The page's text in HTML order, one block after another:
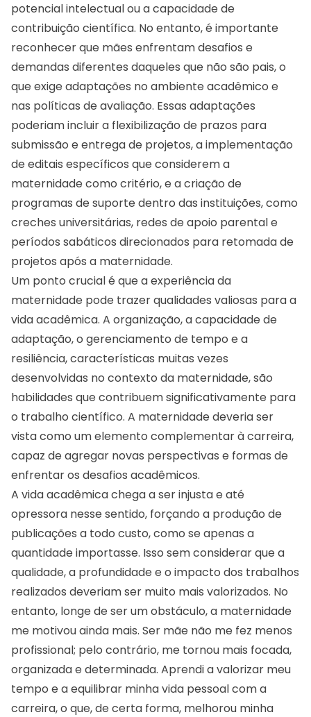
potencial intelectual ou a capacidade de
contribuição científica. No entanto, é importante
reconhecer que mães enfrentam desafios e
demandas diferentes daqueles que não são pais, o
que exige adaptações no ambiente acadêmico e
nas políticas de avaliação. Essas adaptações
poderiam incluir a flexibilização de prazos para
submissão e entrega de projetos, a implementação
de editais específicos que considerem a
maternidade como critério, e a criação de
programas de suporte dentro das instituições, como
creches universitárias, redes de apoio parental e
períodos sabáticos direcionados para retomada de
projetos após a maternidade.
Um ponto crucial é que a experiência da
maternidade pode trazer qualidades valiosas para a
vida acadêmica. A organização, a capacidade de
adaptação, o gerenciamento de tempo e a
resiliência, características muitas vezes
desenvolvidas no contexto da maternidade, são
habilidades que contribuem significativamente para
o trabalho científico. A maternidade deveria ser
vista como um elemento complementar à carreira,
capaz de agregar novas perspectivas e formas de
enfrentar os desafios acadêmicos.
A vida acadêmica chega a ser injusta e até
opressora nesse sentido, forçando a produção de
publicações a todo custo, como se apenas a
quantidade importasse. Isso sem considerar que a
qualidade, a profundidade e o impacto dos trabalhos
realizados deveriam ser muito mais valorizados. No
entanto, longe de ser um obstáculo, a maternidade
me motivou ainda mais. Ser mãe não me fez menos
profissional; pelo contrário, me tornou mais focada,
organizada e determinada. Aprendi a valorizar meu
tempo e a equilibrar minha vida pessoal com a
carreira, o que, de certa forma, melhorou minha